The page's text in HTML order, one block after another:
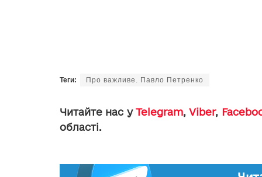
Теги: Про важливе. Павло Петренко
Читайте нас уTelegram,Viber,
області.